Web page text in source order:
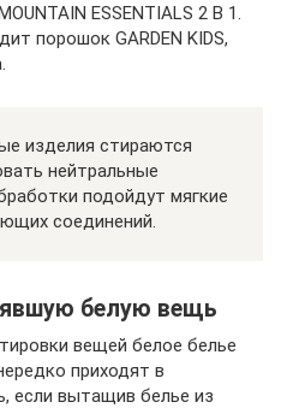
ESSENTIALS 2 В 1.
порошок GARDEN KIDS,
изделия стираются
нейтральные
подойдут мягкие
соединений.
белую вещь
вещей белое белье
приходят в
если вытащив белье из